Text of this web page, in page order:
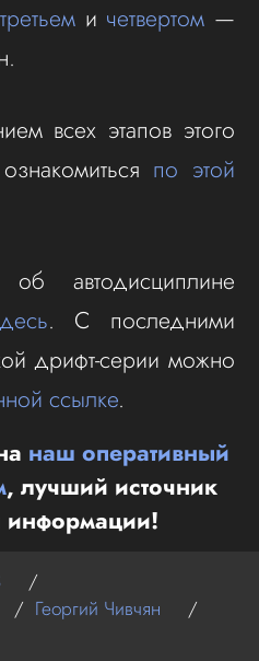
и четвертом —
всех этапов этого
по этой
автодисциплине
. С последними
дрифт-серии можно
ссылке.
наш оперативный
, лучший источник
информации!
/
/ Георгий Чивчян
/